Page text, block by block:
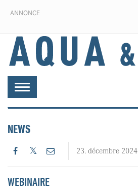
ANNONCE
Toggle
navigation
NEWS
23. décembre 2024
WEBINAIRE